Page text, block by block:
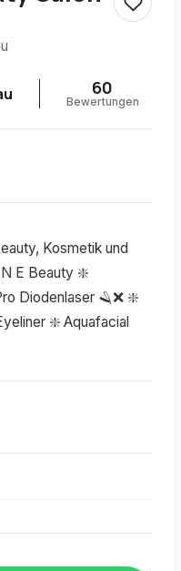
60
Bewertungen
Kosmetik und
E Beauty ❇️
Diodenlaser 🪒❌ ❇️
❇️ Aquafacial